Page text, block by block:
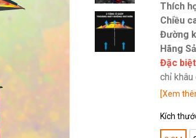
Thích
Chiều
Đường
Hãng
Đặc
chỉ khâu
[Xem
Kích